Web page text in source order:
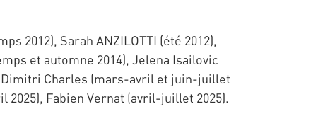
2012), Sarah ANZILOTTI (été 2012),
et automne 2014), Jelena Isailovic
Dimitri Charles (mars-avril et juin-juillet
2025), Fabien Vernat (avril-juillet 2025).